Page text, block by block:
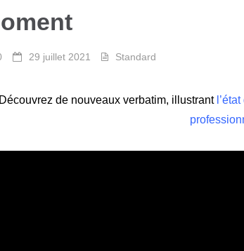
29 juillet 2021 Standard
Découvrez de nouveaux verbatim, illustrant